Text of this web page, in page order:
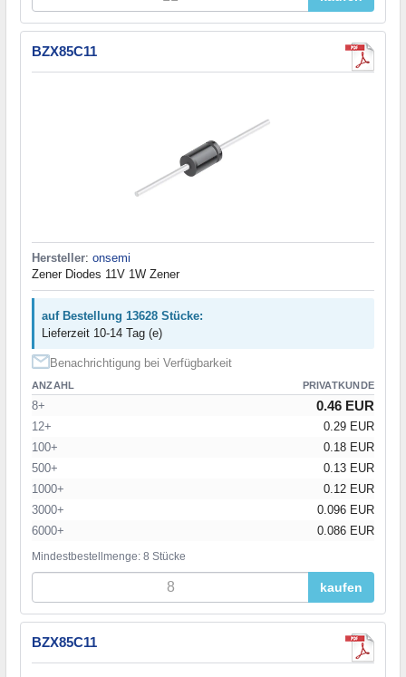
BZX85C11
Hersteller: onsemi
Zener Diodes 11V 1W Zener
auf Bestellung 13628 Stücke:
Lieferzeit 10-14 Tag (e)
Benachrichtigung bei Verfügbarkeit
ANZAHL PRIVATKUNDE
8+ 0.46 EUR
12+
0.29 EUR
100+
0.18 EUR
500+
0.13 EUR
1000+
0.12 EUR
3000+
0.096 EUR
6000+
0.086 EUR
Mindestbestellmenge: 8 Stücke
kaufen
BZX85C11